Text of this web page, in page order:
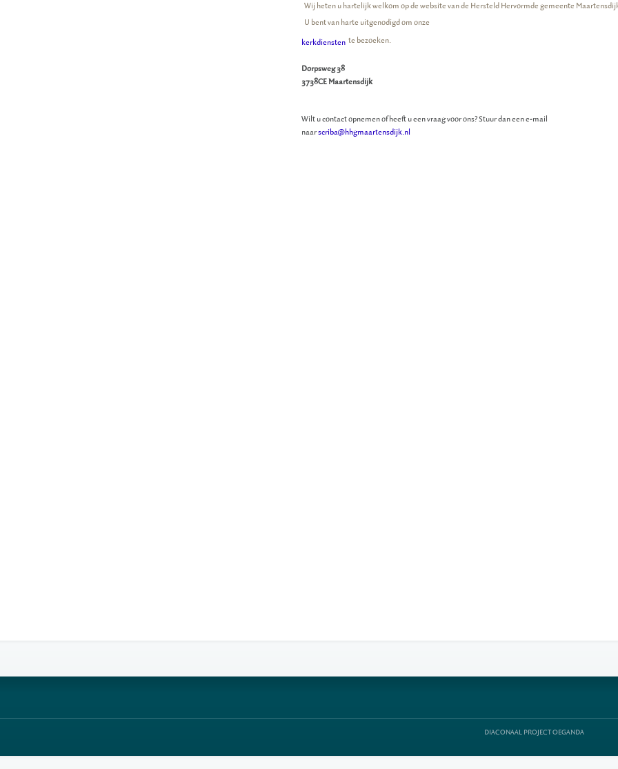
Wij heten u hartelijk welkom op de website van de Hersteld Hervormde gemeente
U bent van harte uitgenodigd om onze
kerkdiensten te bezoeken.
Dorpsweg 38
3738CE Maartensdijk
Wilt u contact opnemen of heeft u een vraag voor ons? Stuur dan een e-mail
naarscriba@hhgmaartensdijk.nl
DIACONAAL PROJECT OEGANDA